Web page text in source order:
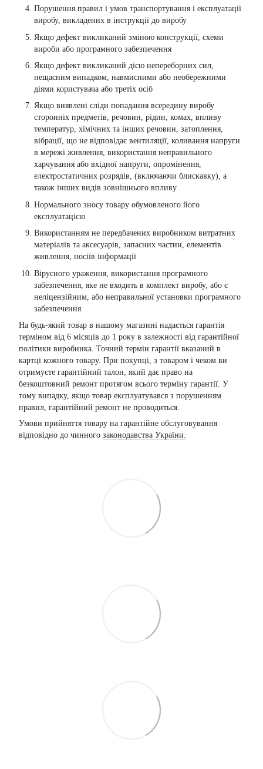
Порушення правил і умов транспортування і експлуатації
виробу, викладених в інструкції до виробу
Якщо дефект викликаний зміною конструкції, схеми
вироби або програмного забезпечення
Якщо дефект викликаний дією непереборних сил,
нещасним випадком, навмисними або необережними
діями користувача або третіх осіб
Якщо виявлені сліди попадання всередину виробу
сторонніх предметів, речовин, рідин, комах, впливу
температур, хімічних та інших речовин, затоплення,
вібрації, що не відповідає вентиляції, коливання напруги
в мережі живлення, використання неправильного
харчування або вхідної напруги, опромінення,
електростатичних розрядів, (включаючи блискавку), а
також інших видів зовнішнього впливу
Нормального зносу товару обумовленого його
експлуатацією
Використанням не передбачених виробником витратних
матеріалів та аксесуарів, запасних частин, елементів
живлення, носіїв інформації
Вірусного ураження, використання програмного
забезпечення, яке не входить в комплект виробу, або є
неліцензійним, або неправильної установки програмного
забезпечення
На будь-який товар в нашому магазині надається гарантія
терміном від 6 місяців до 1 року в залежності від гарантійної
політики виробника. Точний термін гарантії вказаний в
картці кожного товару. При покупці, з товаром і чеком ви
отримуєте гарантійний талон, який дає право на
безкоштовний ремонт протягом всього терміну гарантії. У
тому випадку, якщо товар експлуатувався з порушенням
правил, гарантійний ремонт не проводиться.
Умови прийняття товару на гарантійне обслуговування
відповідно до чинного законодавства України.